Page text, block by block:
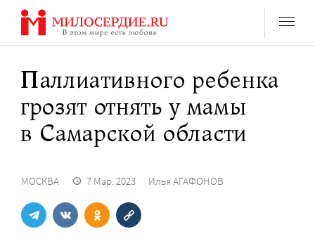
Перейти
содержанию
Паллиативного ребенка
грозят отнять у мамы
в Самарской области
МОСКВА 7 Мар. 2023 Илья АГАФОНОВ